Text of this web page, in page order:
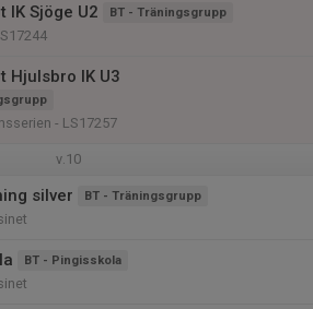
IK Sjöge U2 BT - Träningsgrupp
Hjulsbro IK U3
- LS17257
v.10
silver BT - Träningsgrupp
BT - Pingisskola